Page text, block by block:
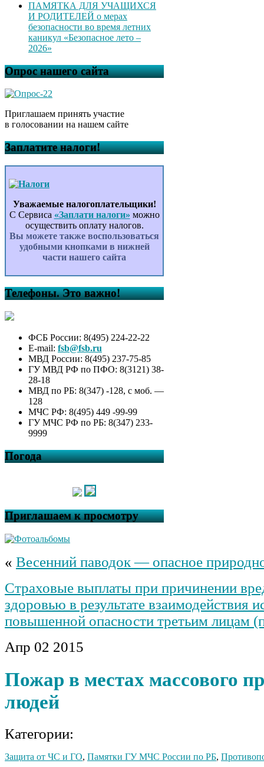
ПАМЯТКА ДЛЯ УЧАЩИХСЯ
И РОДИТЕЛЕЙ о мерах
безопасности во время летних
каникул «Безопасное лето –
2026»
Опрос нашего сайта
Приглашаем принять участие
в голосовании на нашем сайте
Заплатите налоги!
Уважаемые налогоплательщики!
С Сервиса «Заплати налоги» можно
осуществить оплату налогов.
Вы можете также воспользоваться
удобными кнопками в нижней
части нашего сайта
Телефоны. Это важно!
ФСБ России: 8(495) 224-22-22
E-mail: fsb@fsb.ru
МВД России: 8(495) 237-75-85
ГУ МВД РФ по ПФО: 8(3121) 38-
28-18
МВД по РБ: 8(347) -128, с моб. —
128
МЧС РФ: 8(495) 449 -99-99
ГУ МЧС РФ по РБ: 8(347) 233-
9999
Погода
Приглашаем к просмотру
« Весенний паводок — опасное
Страховые выплаты при причинении
здоровью в результате взаимодействия
повышенной опасности третьим лицам
Апр 02 2015
Пожар в местах массового
людей
Категории:
Защита от ЧС и ГО, Памятки ГУ МЧС России по РБ,